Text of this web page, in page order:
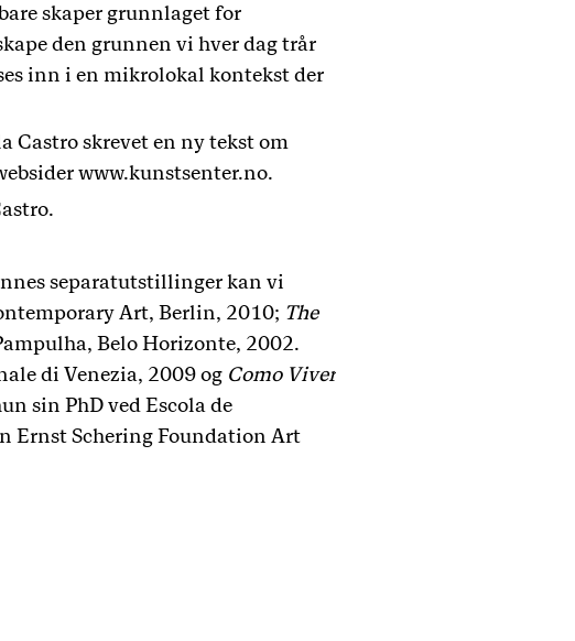
skaper grunnlaget for
den grunnen vi hver dag trår
inn i en mikrolokal kontekst der
skrevet en ny tekst om
www.kunstsenter.no.
separatutstillinger kan vi
Art, Berlin, 2010; The
Belo Horizonte, 2002.
di Venezia, 2009 og Como Viver
sin PhD ved Escola de
Ernst Schering Foundation Art